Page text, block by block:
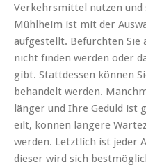
Verkehrsmittel nutzen und
Mühlheim ist mit der
aufgestellt. Befürchten Sie
nicht finden werden oder
gibt. Stattdessen können
behandelt werden.
länger und Ihre Geduld ist
eilt, können längere
werden. Letztlich ist jeder
dieser wird sich